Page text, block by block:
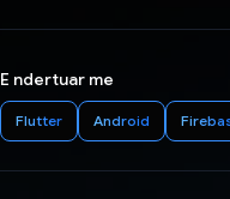
E ndertuar me
Flutter Android